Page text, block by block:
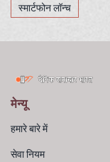
स्मार्टफोन लॉन्च
मेन्यू
हमारे बारे में
सेवा नियम